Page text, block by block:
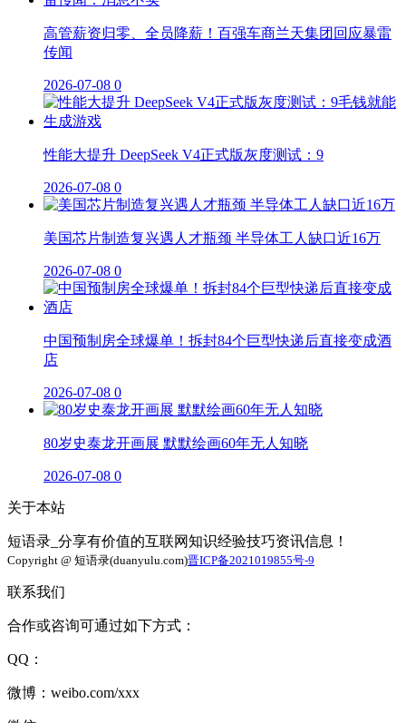
高管薪资归零、全员降薪！百强车商兰天集团回应暴雷
传闻
2026-07-08 0
性能大提升 DeepSeek V4正式版灰度测试：9
2026-07-08 0
美国芯片制造复兴遇人才瓶颈 半导体工人缺口近16万
2026-07-08 0
中国预制房全球爆单！拆封84个巨型快递后直接变成酒
店
2026-07-08 0
80岁史泰龙开画展 默默绘画60年无人知晓
2026-07-08 0
关于本站
短语录_分享有价值的互联网知识经验技巧资讯信息！
Copyright @ 短语录(duanyulu.com)晋ICP备2021019855号-9
联系我们
合作或咨询可通过如下方式：
QQ：
微博：weibo.com/xxx